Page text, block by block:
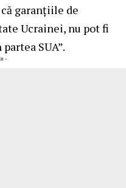
garanțiile de
Ucrainei, nu pot fi
SUA”.
-